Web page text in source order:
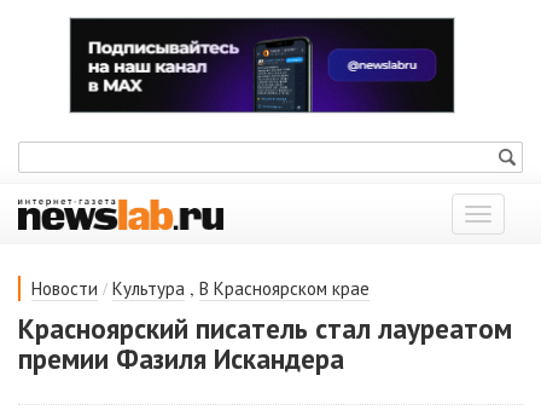
Показать
меню
Новости / Культура , В Красноярском крае
Красноярский писатель стал лауреатом
премии Фазиля Искандера